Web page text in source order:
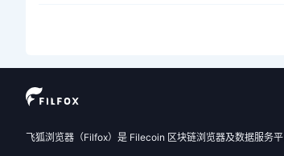
飞狐浏览器（Filfox）是 Filecoin 区块链浏览器及数据服务